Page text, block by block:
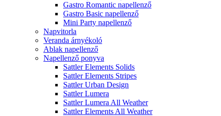
Gastro Romantic napellenző
Gastro Basic napellenző
Mini Party napellenző
Napvitorla
Veranda árnyékoló
Ablak napellenző
Napellenző ponyva
Sattler Elements Solids
Sattler Elements Stripes
Sattler Urban Design
Sattler Lumera
Sattler Lumera All Weather
Sattler Elements All Weather